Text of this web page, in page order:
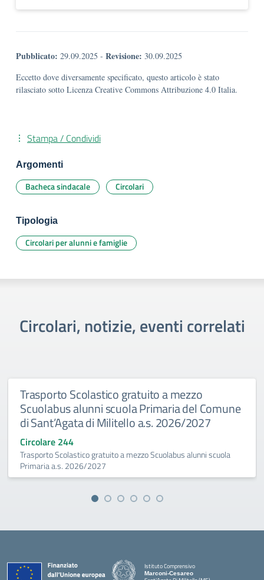
Pubblicato: 29.09.2025 - Revisione: 30.09.2025
Eccetto dove diversamente specificato, questo articolo è stato
rilasciato sotto Licenza Creative Commons Attribuzione 4.0 Italia.
Stampa / Condividi
Argomenti
Bacheca sindacale Circolari
Tipologia
Circolari per alunni e famiglie
Circolari, notizie, eventi correlati
Trasporto Scolastico gratuito a mezzo
Scuolabus alunni scuola Primaria del Comune
di Sant’Agata di Militello a.s. 2026/2027
Circolare 244
Trasporto Scolastico gratuito a mezzo Scuolabus alunni scuola
Primaria a.s. 2026/2027
Istituto Comprensivo
Marconi-Cesareo